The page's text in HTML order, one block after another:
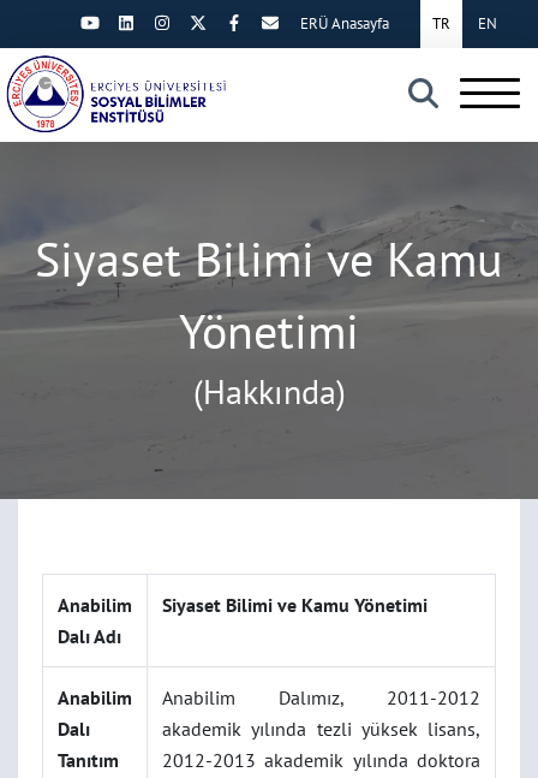
×
TR EN
ERÜ Anasayfa
Siyaset Bilimi ve Kamu
Yönetimi
(Hakkında)
Anabilim
Dalı Adı
Siyaset Bilimi ve Kamu Yönetimi
Anabilim
Dalı
Tanıtım
Anabilim Dalımız, 2011-2012
akademik yılında tezli yüksek lisans,
2012-2013 akademik yılında doktora